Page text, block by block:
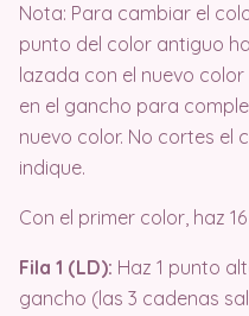
Nota: Para cambiar el
punto del color antiguo
lazada con el nuevo
en el gancho para
nuevo color. No cortes el
indique.
Con el primer color, haz
Fila 1 (LD): Haz 1 punto
gancho (las 3 cadenas